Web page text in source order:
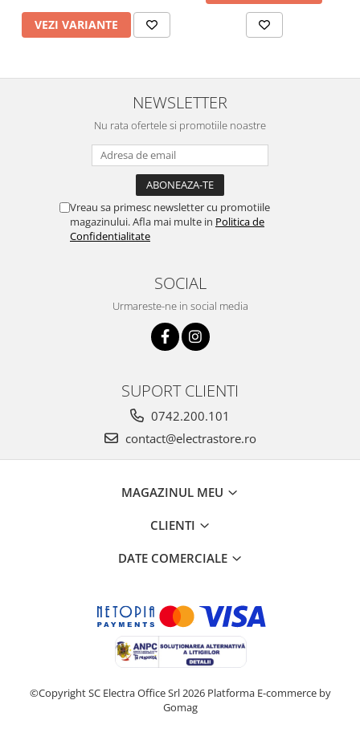
VEZI VARIANTE
NEWSLETTER
Nu rata ofertele si promotiile noastre
Vreau sa primesc newsletter cu promotiile
magazinului. Afla mai multe in Politica de
Confidentialitate
SOCIAL
Urmareste-ne in social media
SUPORT CLIENTI
0742.200.101
contact@electrastore.ro
MAGAZINUL MEU
CLIENTI
DATE COMERCIALE
©Copyright SC Electra Office Srl 2026 Platforma E-commerce by
Gomag